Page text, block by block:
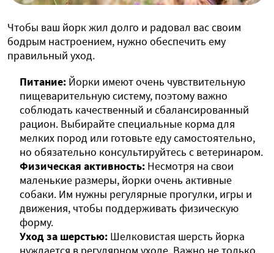
Чтобы ваш йорк жил долго и радовал вас своим
бодрым настроением, нужно обеспечить ему
правильный уход.
Питание: Йорки имеют очень чувствительную
пищеварительную систему, поэтому важно
соблюдать качественный и сбалансированный
рацион. Выбирайте специальные корма для
мелких пород или готовьте еду самостоятельно,
но обязательно консультируйтесь с ветеринаром.
Физическая активность: Несмотря на свои
маленькие размеры, йорки очень активные
собаки. Им нужны регулярные прогулки, игры и
движения, чтобы поддерживать физическую
форму.
Уход за шерстью: Шелковистая шерсть йорка